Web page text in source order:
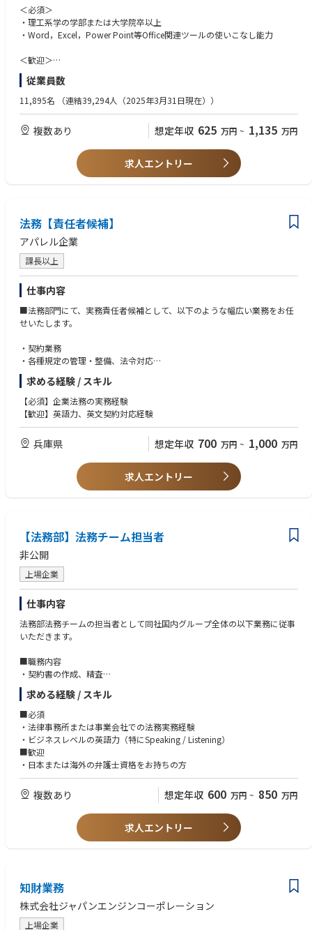
知財部門は、研発部門・事業部門に対し、知的財産に関する高度な専門性
を拠り所として以下を遂行し、知財活動の活性化，高度化および効率化を
図ります。
(2) 研発開発と事業活動の成果を、漏れなく、適切に、かつ効率的に知財
(3) 取得・確保した知的財産を適切に評価し、維持管理する。
(4) 知財リテラシーを持つ人材を育成・輩出し、グループ内に知財マイン
ドを浸透させる。
(5) 明確で合理的な根拠に裏打ちされたリスク評価をすることで、適切か
つタイムリーな事業判断・経営判断に導く。
活動をサポートいただける人材を募集いたします。
理職が丁寧に指導し、当社事業の理解と当社の知財活動にアジャストした
専門性を身に付けていただきます。
その後、必要に応じて知財部内異動や事業部門の知財部署とのローテーシ
ョンのほか、適性に応じて知財以外の分野、例えば、操業・開発系、技術
企画系、経営系、新ビジネス・マーケティング系などで視野広げをしても
らうケースもあります。
管理職昇格後は、人材育成やマネジメント手法についても学んでいただ
き、さらなるステップアップを図ることができます。
＜必須＞
・理工系学の学部または大学院卒以上
・Word，Excel，Power Point等Office関連ツールの使いこなし能力
＜歓迎＞
以下いずれかの要件を満たす方
・独立した組織として知財部を持つ企業にて知財実務経験をお持ちの方
・特許情報、技術情報の分析解析経験をお持ちの方
・素材系または電機系の技術・研究開発経験をお持ちの方
・TOEIC550点以上をお持ちの方
・弁理士または知的財産管理技能士2級以上の資格をお持ちの方
従業員数
11,895名 （連結39,294人（2025年3月31日現在））
複数あり 想定年収 625 万円 ~ 1,135 万円
求人エントリー
法務【責任者候補】
アパレル企業
課長以上
仕事内容
■法務部門にて、実務責任者候補として、以下のような幅広い業務をお任
せいたします。
・契約業務
・各種規定の管理・整備、法令対応
・コンプライアンス推進、リスク管理推進
・外部の弁護士との連携
・法律相談対応 等
英語の堪能な方には、海外との契約業務等もお任せいたします。
求める経験 / スキル
【必須】企業法務の実務経験
【歓迎】英語力、英文契約対応経験
兵庫県 想定年収 700 万円 ~ 1,000 万円
求人エントリー
【法務部】法務チーム担当者
非公開
上場企業
仕事内容
法務部法務チームの担当者として同社国内グループ全体の以下業務に従事
いただきます。
■職務内容
・契約書の作成、精査
・訴訟、仲裁、法的紛争対応
・法律、法律問題に関する対応
・リスクマネジメント関連業務
・コンプライアンス関連業務
・株式、株主対応
など
求める経験 / スキル
■必須
・法律事務所または事業会社での法務実務経験
・ビジネスレベルの英語力（特にSpeaking / Listening）
■歓迎
・日本または海外の弁護士資格をお持ちの方
複数あり 想定年収 600 万円 ~ 850 万円
求人エントリー
知財業務
株式会社ジャパンエンジンコーポレーション
上場企業